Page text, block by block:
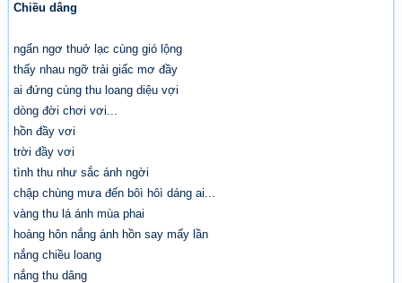
Chiều dâng
ngẩn ngơ thuở lạc cùng gió lộng
thấy nhau ngỡ trải giấc mơ đầy
ai đứng cùng thu loang diệu vợi
dòng đời chơi vơi...
hồn đầy vơi
trời đầy vơi
tình thu như sắc ánh ngời
chập chùng mưa đến bôì hôì dáng ai...
vàng thu lá ánh mùa phai
hoàng hôn nắng ánh hồn say mấy lần
nắng chiều loang
nắng thu dâng